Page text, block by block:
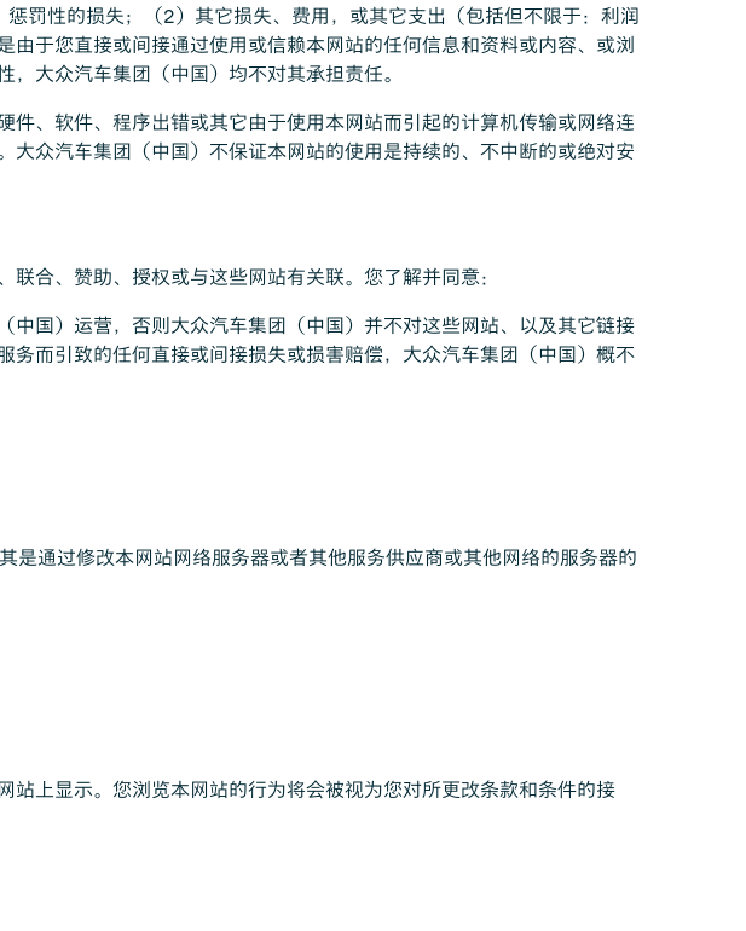
罚性的损失；（2）其它损失、费用，或其它支出（包括但不限于：利润
于您直接或间接通过使用或信赖本网站的任何信息和资料或内容、或浏
大众汽车集团（中国）均不对其承担责任。
、软件、程序出错或其它由于使用本网站而引起的计算机传输或网络连
众汽车集团（中国）不保证本网站的使用是持续的、不中断的或绝对安
合、赞助、授权或与这些网站有关联。您了解并同意：
国）运营，否则大众汽车集团（中国）并不对这些网站、以及其它链接
而引致的任何直接或间接损失或损害赔偿，大众汽车集团（中国）概不
通过修改本网站网络服务器或者其他服务供应商或其他网络的服务器的
上显示。您浏览本网站的行为将会被视为您对所更改条款和条件的接